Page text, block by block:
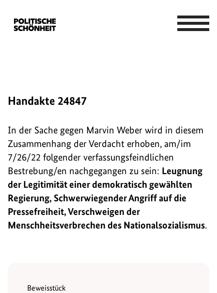
Handakte 24847
In der Sache gegen Marvin Weber wird in diesem
Zusammenhang der Verdacht erhoben, am/im
7/26/22 folgender verfassungsfeindlichen
Bestrebung/en nachgegangen zu sein: Leugnung
der Legitimität einer demokratisch gewählten
Regierung, Schwerwiegender Angriff auf die
Pressefreiheit, Verschweigen der
Menschheitsverbrechen des Nationalsozialismus.
Beweisstück